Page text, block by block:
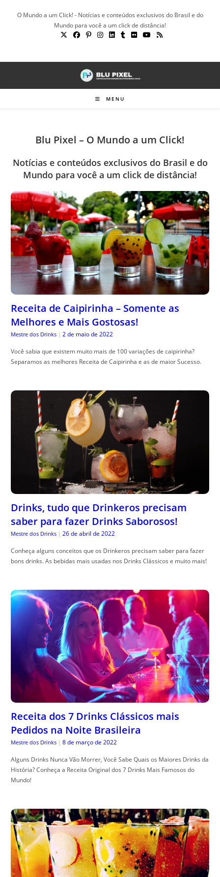
O Mundo a um Click! - Notícias e conteúdos exclusivos do Brasil e do
Mundo para você a um click de distância!
MENU
Blu Pixel – O Mundo a um Click!
Notícias e conteúdos exclusivos do Brasil e do
Mundo para você a um click de distância!
Receita de Caipirinha – Somente as
Melhores e Mais Gostosas!
Mestre dos Drinks | 2 de maio de 2022
Você sabia que existem muito mais de 100 variações de caipirinha?
Separamos as melhores Receita de Caipirinha e as de maior Sucesso.
Drinks, tudo que Drinkeros precisam
saber para fazer Drinks Saborosos!
Mestre dos Drinks | 26 de abril de 2022
Conheça alguns conceitos que os Drinkeros precisam saber para fazer
bons drinks. As bebidas mais usadas nos Drinks Clássicos e muito mais!
Receita dos 7 Drinks Clássicos mais
Pedidos na Noite Brasileira
Mestre dos Drinks | 8 de março de 2022
Alguns Drinks Nunca Vão Morrer, Você Sabe Quais os Maiores Drinks da
História? Conheça a Receita Original dos 7 Drinks Mais Famosos do
Mundo!